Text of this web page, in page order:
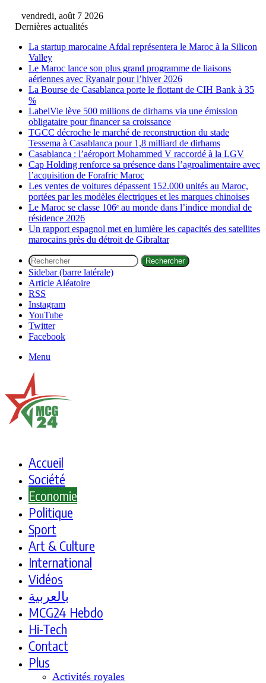
vendredi, août 7 2026
Dernières actualités
La startup marocaine Afdal représentera le Maroc à la Silicon
Valley
Le Maroc lance son plus grand programme de liaisons
aériennes avec Ryanair pour l’hiver 2026
La Bourse de Casablanca porte le flottant de CIH Bank à 35
%
LabelVie lève 500 millions de dirhams via une émission
obligataire pour financer sa croissance
TGCC décroche le marché de reconstruction du stade
Tessema à Casablanca pour 1,8 milliard de dirhams
Casablanca : l’aéroport Mohammed V raccordé à la LGV
Cap Holding renforce sa présence dans l’agroalimentaire avec
l’acquisition de Forafric Maroc
Les ventes de voitures dépassent 152.000 unités au Maroc,
portées par les modèles électriques et les marques chinoises
Le Maroc se classe 106ᵉ au monde dans l’indice mondial de
résidence 2026
Un rapport espagnol met en lumière les capacités des satellites
marocains près du détroit de Gibraltar
Rechercher
Sidebar (barre latérale)
Article Aléatoire
RSS
Instagram
YouTube
Twitter
Facebook
Menu
Accueil
Société
Economie
Politique
Sport
Art & Culture
International
Vidéos
بالعربية
MCG24 Hebdo
Hi-Tech
Contact
Plus
Activités royales